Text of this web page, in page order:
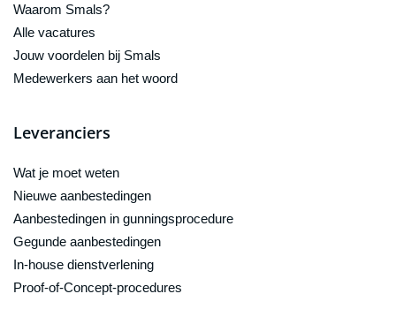
Waarom Smals?
Alle vacatures
Jouw voordelen bij Smals
Medewerkers aan het woord
Leveranciers
Wat je moet weten
Nieuwe aanbestedingen
Aanbestedingen in gunningsprocedure
Gegunde aanbestedingen
In-house dienstverlening
Proof-of-Concept-procedures